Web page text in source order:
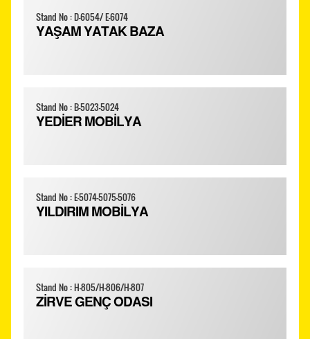
Stand No : D-6054/ E-6074
YAŞAM YATAK BAZA
Stand No : B-5023-5024
YEDİER MOBİLYA
Stand No : E-5074-5075-5076
YILDIRIM MOBİLYA
Stand No : H-805/H-806/H-807
ZİRVE GENÇ ODASI